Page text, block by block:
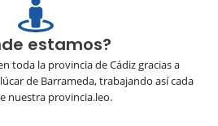
estamos?
toda la provincia de Cádiz gracias a
de Barrameda, trabajando así cada
nuestra provincia.leo.